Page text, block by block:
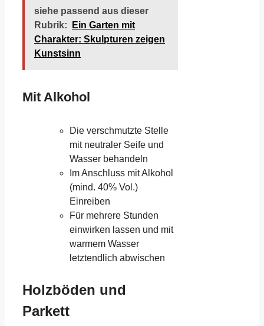
siehe passend aus dieser
Rubrik:
Ein Garten mit
Charakter: Skulpturen zeigen
Kunstsinn
Mit Alkohol
Die verschmutzte Stelle
mit neutraler Seife und
Wasser behandeln
Im Anschluss mit Alkohol
(mind. 40% Vol.)
Einreiben
Für mehrere Stunden
einwirken lassen und mit
warmem Wasser
letztendlich abwischen
Holzböden und
Parkett